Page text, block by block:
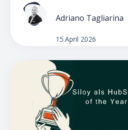
Adriano Tagliarina
15.April 2026